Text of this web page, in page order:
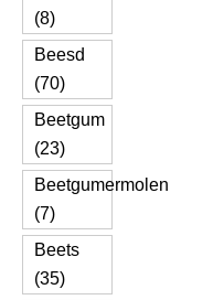
(8)
Beesd
(70)
Beetgum
(23)
Beetgumermolen
(7)
Beets
(35)